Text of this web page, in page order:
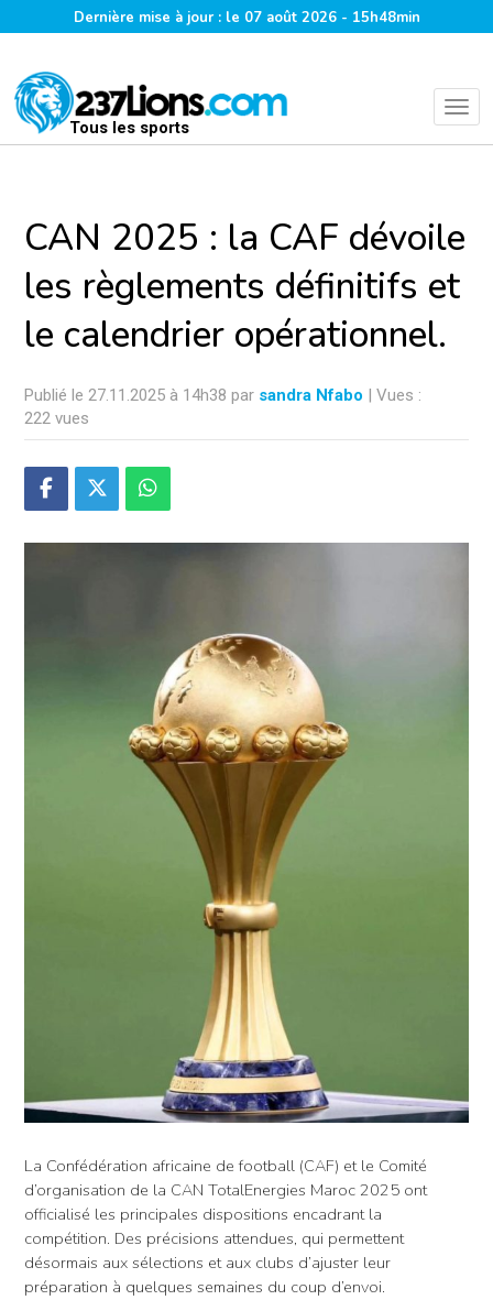
Dernière mise à jour : le 07 août 2026 - 15h48min
Tous les sports
CAN 2025 : la CAF dévoile
les règlements définitifs et
le calendrier opérationnel.
Publié le 27.11.2025 à 14h38 par sandra Nfabo | Vues :
222 vues
La Confédération africaine de football (CAF) et le Comité
d’organisation de la CAN TotalEnergies Maroc 2025 ont
officialisé les principales dispositions encadrant la
compétition. Des précisions attendues, qui permettent
désormais aux sélections et aux clubs d’ajuster leur
préparation à quelques semaines du coup d’envoi.